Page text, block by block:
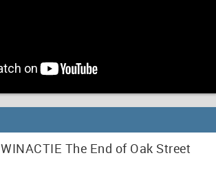
WINACTIE The End of Oak Street